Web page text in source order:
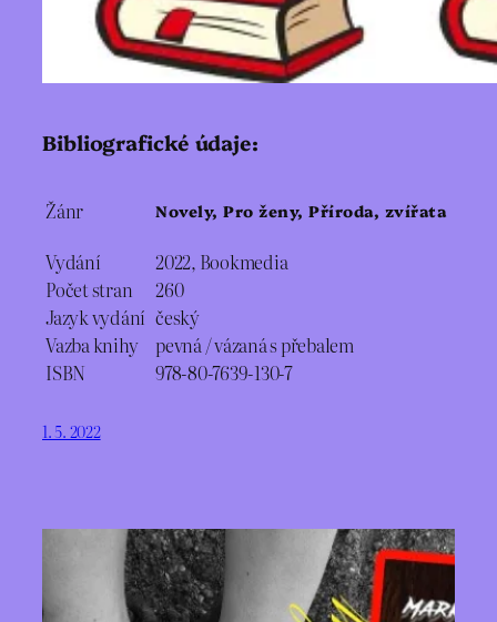
Bibliografické údaje:
Žánr Novely, Pro ženy, Příroda, zvířata
Vydání
2022, Bookmedia
Počet stran
260
Jazyk vydání český
Vazba knihy
pevná / vázaná s přebalem
ISBN
978-80-7639-130-7
1. 5. 2022